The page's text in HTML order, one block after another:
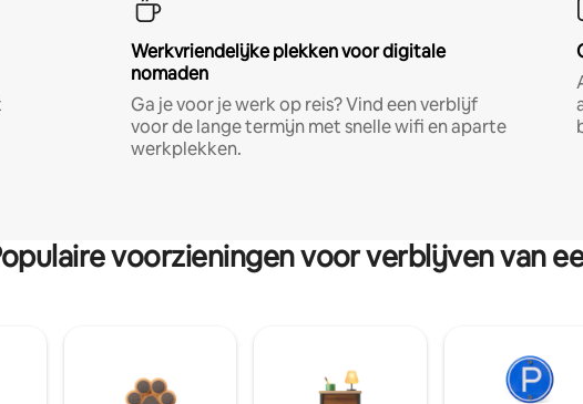
Werkvriendelijke plekken voor digitale
nomaden
Ga je voor je werk op reis? Vind een verblijf
voor de lange termijn met snelle wifi en aparte
werkplekken.
voorzieningen voor verblijven van